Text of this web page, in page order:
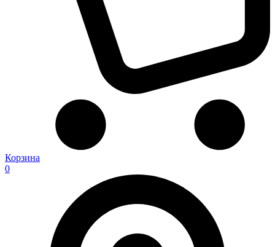
Корзина
0